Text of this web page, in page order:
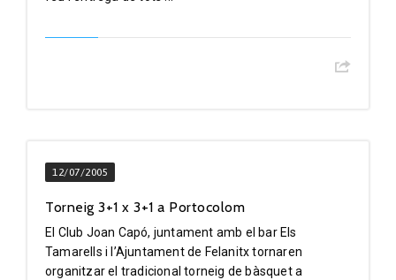
12/07/2005
Torneig 3+1 x 3+1 a Portocolom
El Club Joan Capó, juntament amb el bar Els
Tamarells i l’Ajuntament de Felanitx tornaren
organitzar el tradicional torneig de bàsquet a